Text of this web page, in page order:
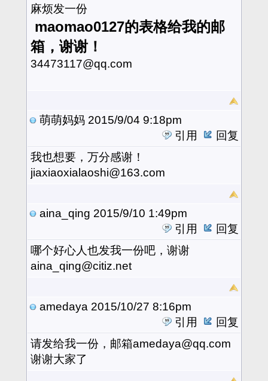
麻烦发一份
maomao0127的表格给我的邮
箱，谢谢！
34473117@qq.com
萌萌妈妈 2015/9/04 9:18pm
引用
回复
我也想要，万分感谢！
jiaxiaoxialaoshi@163.com
aina_qing 2015/9/10 1:49pm
引用
回复
哪个好心人也发我一份吧，谢谢
aina_qing@citiz.net
amedaya 2015/10/27 8:16pm
引用
回复
请发给我一份，邮箱amedaya@qq.com
谢谢大家了